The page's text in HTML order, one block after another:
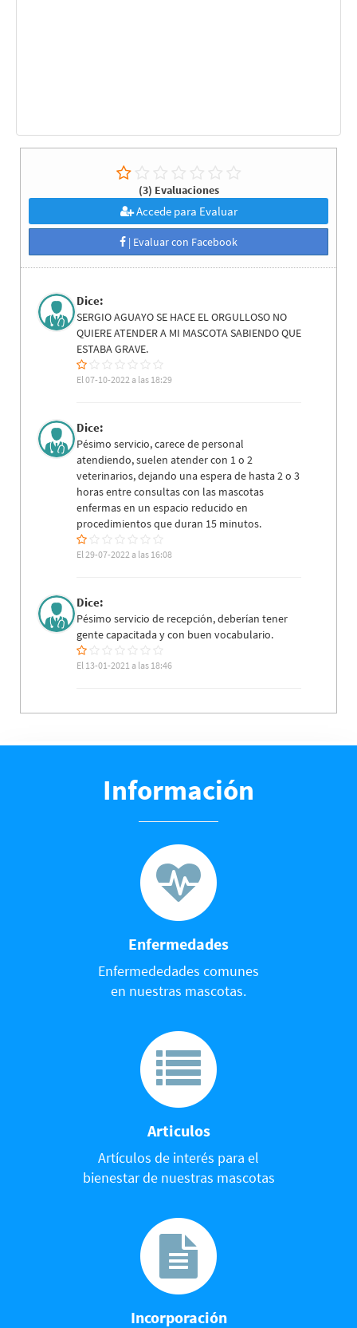
(3) Evaluaciones
Accede para Evaluar
| Evaluar con Facebook
Dice:
SERGIO AGUAYO SE HACE EL ORGULLOSO NO
QUIERE ATENDER A MI MASCOTA SABIENDO QUE
ESTABA GRAVE.
El 07-10-2022 a las 18:29
Dice:
Pésimo servicio, carece de personal
atendiendo, suelen atender con 1 o 2
veterinarios, dejando una espera de hasta 2 o 3
horas entre consultas con las mascotas
enfermas en un espacio reducido en
procedimientos que duran 15 minutos.
El 29-07-2022 a las 16:08
Dice:
Pésimo servicio de recepción, deberían tener
gente capacitada y con buen vocabulario.
El 13-01-2021 a las 18:46
Información
Enfermedades
Enfermededades comunes
en nuestras mascotas.
Articulos
Artículos de interés para el
bienestar de nuestras mascotas
Incorporación